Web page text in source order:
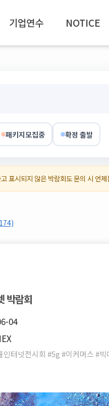
기업연수 NOTICE
패키지모집중 확정 출발
표시되지 않은 박람회도 문의 시 언
박람회
04
터넷전시회 #5g #이커머스 #